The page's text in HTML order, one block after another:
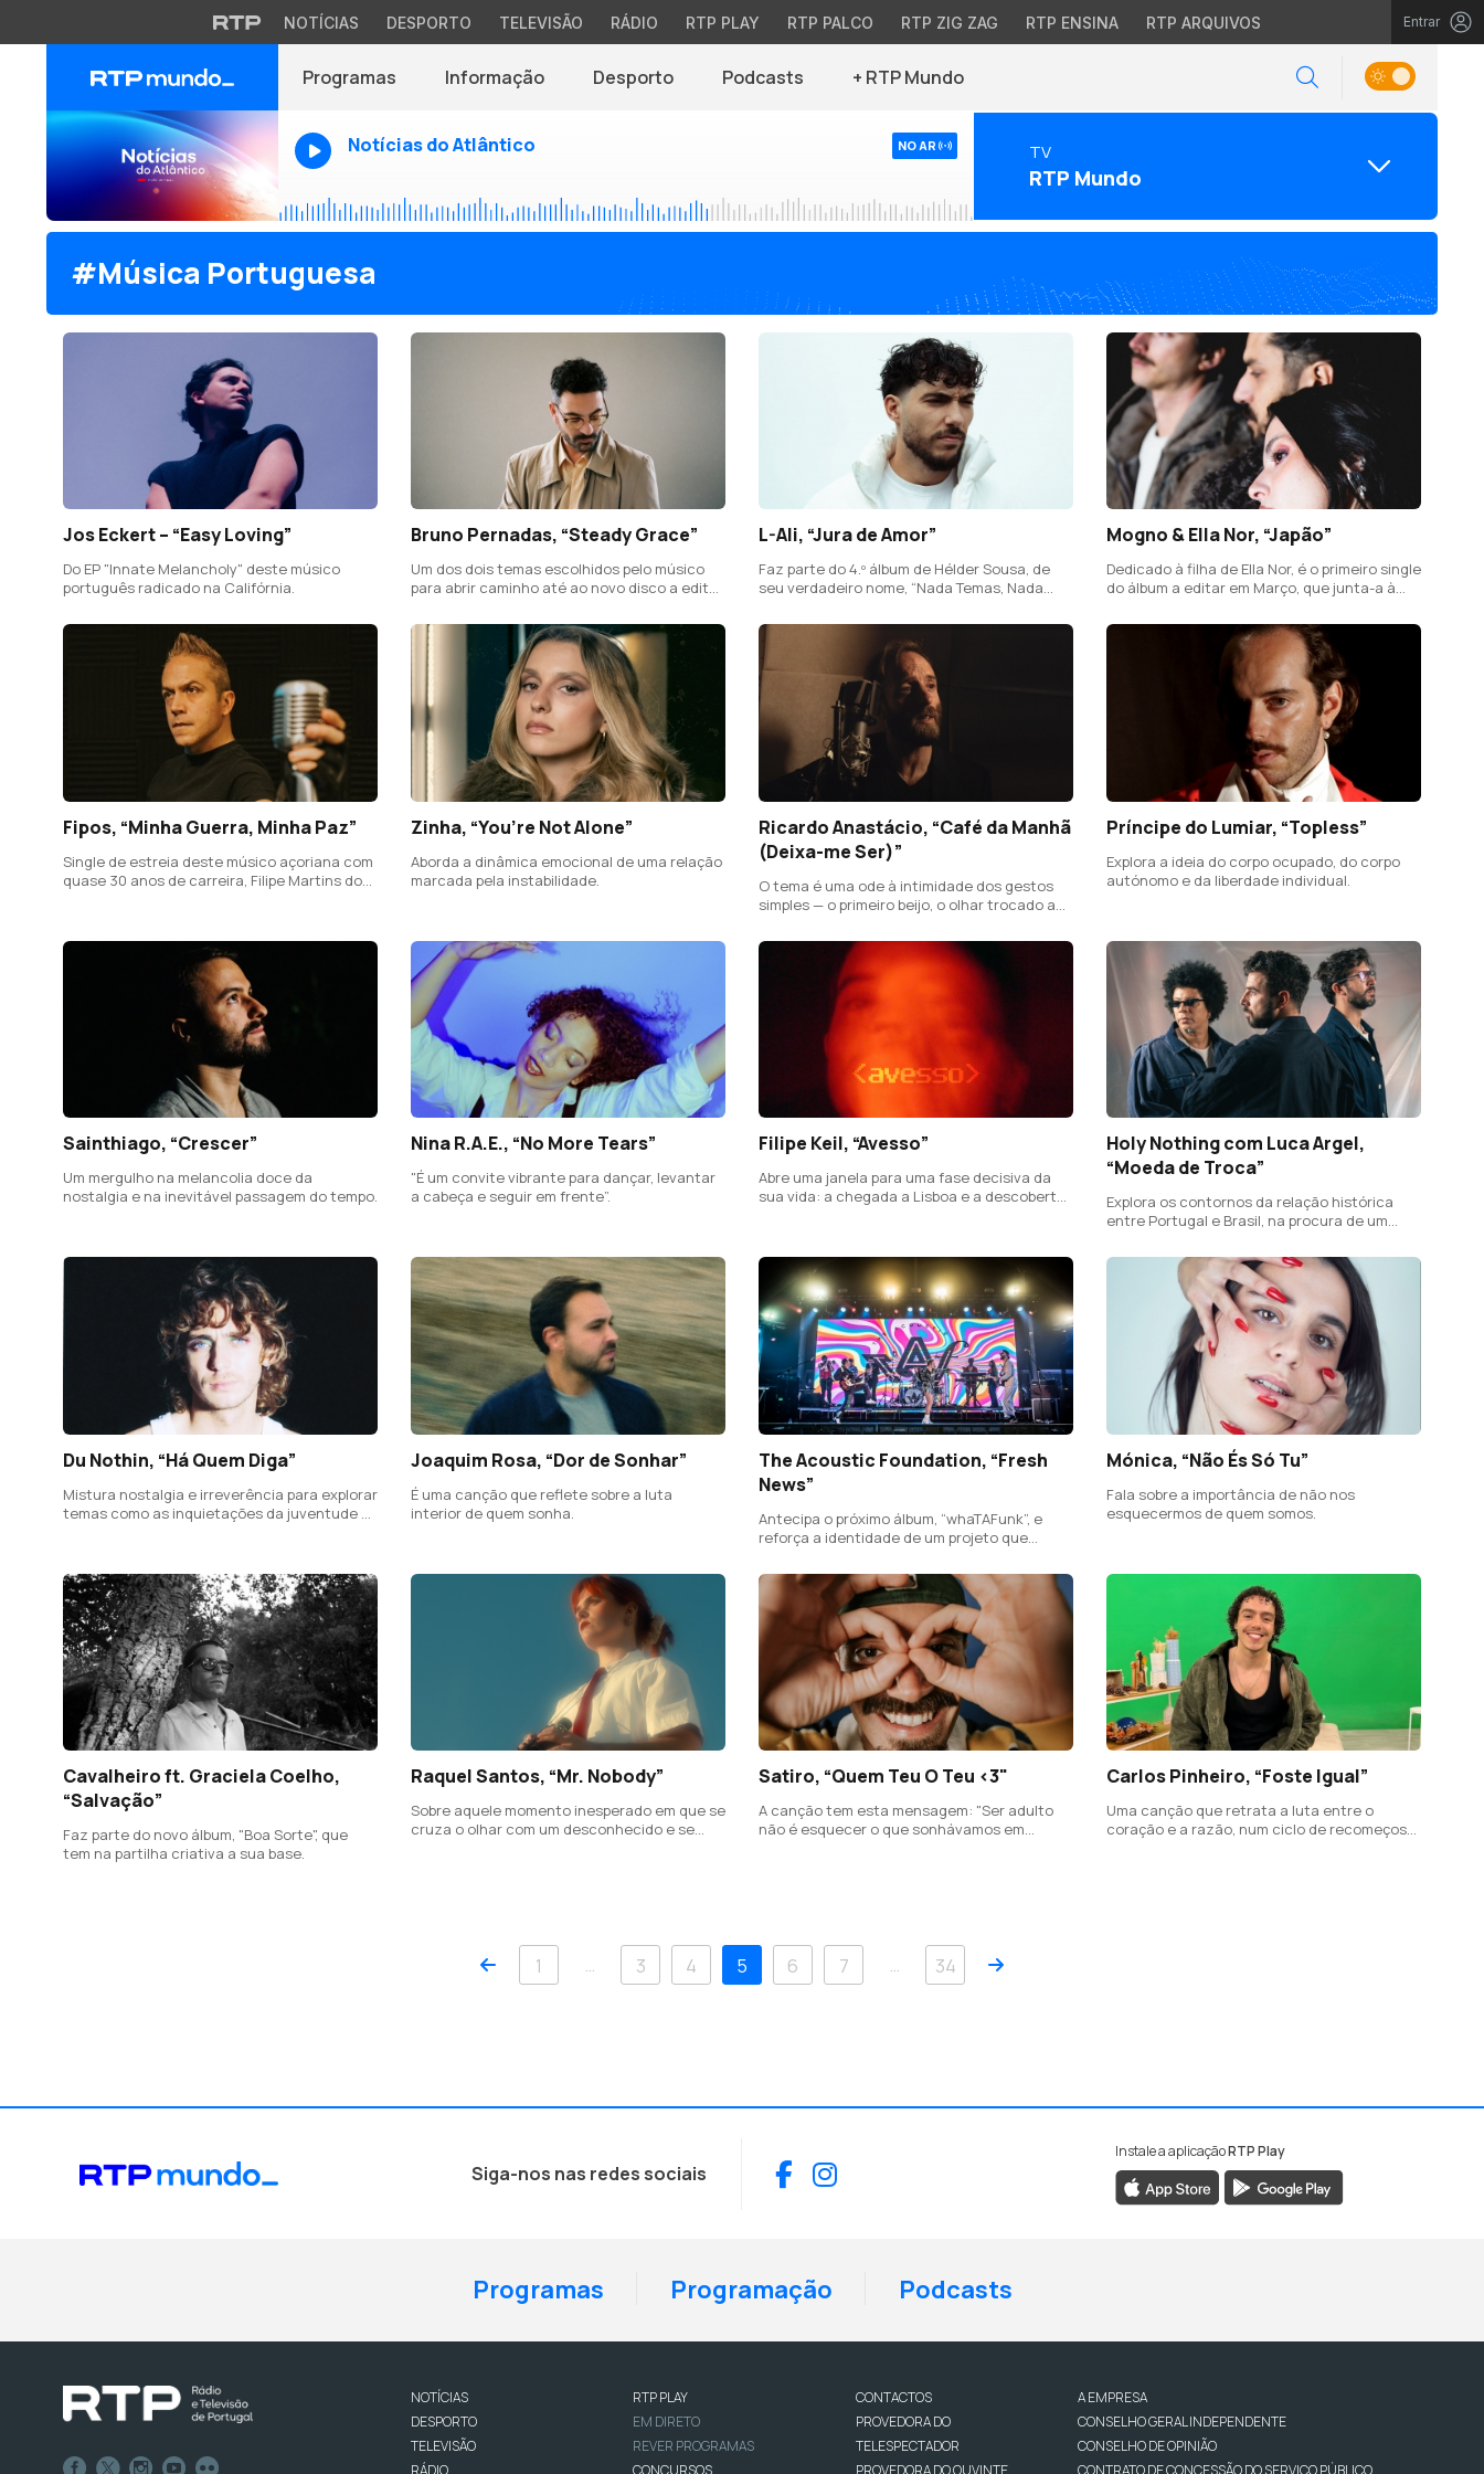
NOTÍCIAS DESPORTO TELEVISÃO RÁDIO RTP PLAY RTP PALCO RTP ZIG ZAG RTP ENSINA RTP ARQUIVOS Entrar
Programas Informação Desporto Podcasts + RTP Mundo
Notícias do Atlântico NO AR TV
RTP Mundo
#Música Portuguesa
Jos Eckert – “Easy Loving”
Do EP "Innate Melancholy" deste músico
português radicado na Califórnia.
Bruno Pernadas, “Steady Grace”
Um dos dois temas escolhidos pelo músico
para abrir caminho até ao novo disco a editar
L-Ali, “Jura de Amor”
Faz parte do 4.º álbum de Hélder Sousa, de
seu verdadeiro nome, “Nada Temas, Nada
Mogno & Ella Nor, “Japão”
Dedicado à filha de Ella Nor, é o primeiro single
do álbum a editar em Março, que junta-a à
Fipos, “Minha Guerra, Minha Paz”
Single de estreia deste músico açoriana com
quase 30 anos de carreira, Filipe Martins do
Zinha, “You’re Not Alone”
Aborda a dinâmica emocional de uma relação
marcada pela instabilidade.
Ricardo Anastácio, “Café da Manhã
(Deixa-me Ser)”
O tema é uma ode à intimidade dos gestos
simples — o primeiro beijo, o olhar trocado ao
Príncipe do Lumiar, “Topless”
Explora a ideia do corpo ocupado, do corpo
autónomo e da liberdade individual.
Sainthiago, “Crescer”
Um mergulho na melancolia doce da
nostalgia e na inevitável passagem do tempo.
Nina R.A.E., “No More Tears”
"É um convite vibrante para dançar, levantar
a cabeça e seguir em frente”.
Filipe Keil, “Avesso”
Abre uma janela para uma fase decisiva da
sua vida: a chegada a Lisboa e a descoberta
Holy Nothing com Luca Argel,
“Moeda de Troca”
Explora os contornos da relação histórica
entre Portugal e Brasil, na procura de um
social do conceito de memória.
Du Nothin, “Há Quem Diga”
Mistura nostalgia e irreverência para explorar
temas como as inquietações da juventude e
Joaquim Rosa, “Dor de Sonhar”
É uma canção que reflete sobre a luta
interior de quem sonha.
The Acoustic Foundation, “Fresh
News”
Antecipa o próximo álbum, “whaTAFunk”, e
reforça a identidade de um projeto que
coletivo de funk.
Mónica, “Não És Só Tu”
Fala sobre a importância de não nos
esquecermos de quem somos.
Cavalheiro ft. Graciela Coelho,
“Salvação”
Faz parte do novo álbum, "Boa Sorte", que
tem na partilha criativa a sua base.
Raquel Santos, “Mr. Nobody”
Sobre aquele momento inesperado em que se
cruza o olhar com um desconhecido e se
Satiro, “Quem Teu O Teu <3"
A canção tem esta mensagem: "Ser adulto
não é esquecer o que sonhávamos em
Carlos Pinheiro, “Foste Igual”
Uma canção que retrata a luta entre o
coração e a razão, num ciclo de recomeços
Anterior
1 … 3 4 5 6 7 … 34 Próximo
Siga-nos nas redes sociais Facebook
Instagram
Instale a aplicaçãoRTP Play
Programas Programação Podcasts
NOTÍCIAS
DESPORTO
TELEVISÃO
RÁDIO
RTP PLAY
EM DIRETO
REVER PROGRAMAS
CONCURSOS
CONTACTOS
PROVEDORA DO
TELESPECTADOR
PROVEDORA DO OUVINTE
A EMPRESA
CONSELHO GERAL INDEPENDENTE
CONSELHO DE OPINIÃO
CONTRATO DE CONCESSÃO DO SERVIÇO PÚBLICO